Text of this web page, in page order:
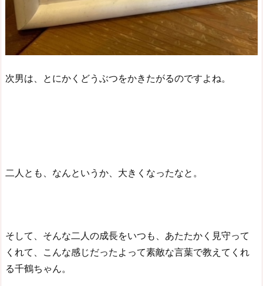
次男は、とにかくどうぶつをかきたがるのですよね。
二人とも、なんというか、大きくなったなと。
そして、そんな二人の成長をいつも、あたたかく見守って
くれて、こんな感じだったよって素敵な言葉で教えてくれ
る千鶴ちゃん。